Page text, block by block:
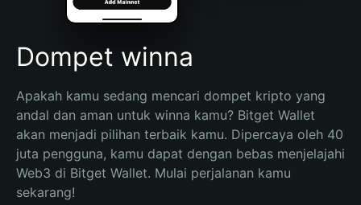
Español (Argentina)
Dompet winna
Apakah kamu sedang mencari dompet kripto yang
andal dan aman untuk winna kamu? Bitget Wallet
akan menjadi pilihan terbaik kamu. Dipercaya oleh 40
juta pengguna, kamu dapat dengan bebas menjelajahi
Web3 di Bitget Wallet. Mulai perjalanan kamu
sekarang!